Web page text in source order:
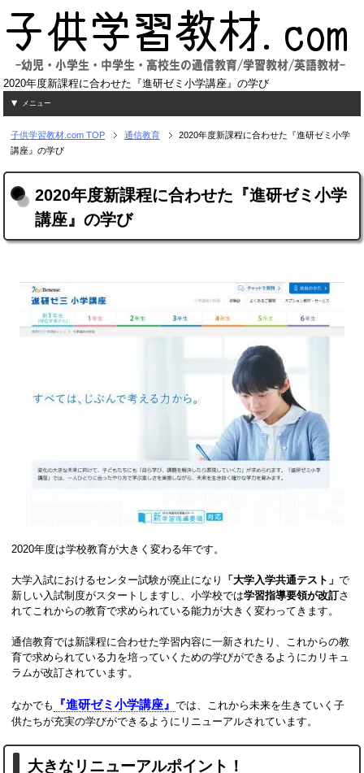
2020年度新課程に合わせた『進研ゼミ小学講座』の学び
メニュー
子供学習教材.com TOP 通信教育
2020年度新課程に合わせた『進研ゼミ小学
講座』の学び
2020年度新課程に合わせた『進研ゼミ小学
講座』の学び
2020年度は学校教育が大きく変わる年です。
大学入試におけるセンター試験が廃止になり 「大学入学共通テスト」で
新しい入試制度がスタートしますし、小学校では学習指導要領が改訂さ
れてこれからの教育で求められている能力が大きく変わってきます。
通信教育では新課程に合わせた学習内容に一新されたり、これからの教
育で求められている力を培っていくための学びができるようにカリキュ
ラムが改訂されています。
なかでも 『進研ゼミ小学講座』では、これから未来を生きていく子
供たちが充実の学びができるようにリニューアルされています。
大きなリニューアルポイント！